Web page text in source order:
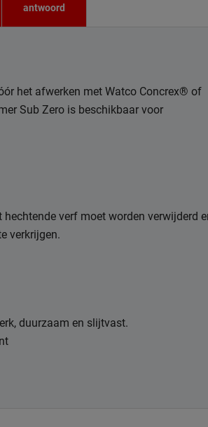
antwoord
het afwerken met Watco Concrex® of
Sub Zero is beschikbaar voor
verf moet worden verwijderd
verkrijgen.
duurzaam en slijtvast.